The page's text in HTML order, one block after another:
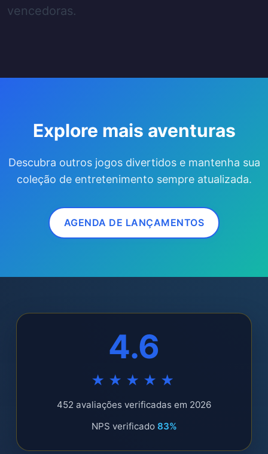
vencedoras.
Explore mais aventuras
Descubra outros jogos divertidos e mantenha sua
coleção de entretenimento sempre atualizada.
AGENDA DE LANÇAMENTOS
4.6
★★★★★
452 avaliações verificadas em 2026
NPS verificado 83%